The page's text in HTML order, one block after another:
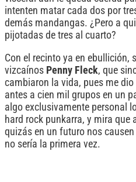
intenten matar cada dos por
demás mandangas. ¿Pero a
pijotadas de tres al cuarto?
Con el recinto ya en ebullición,
vizcaínos Penny Fleck, que
cambiaron la vida, pues me
antes a cien mil grupos en un
algo exclusivamente personal
hard rock punkarra, y mira que
quizás en un futuro nos
no sería la primera vez.